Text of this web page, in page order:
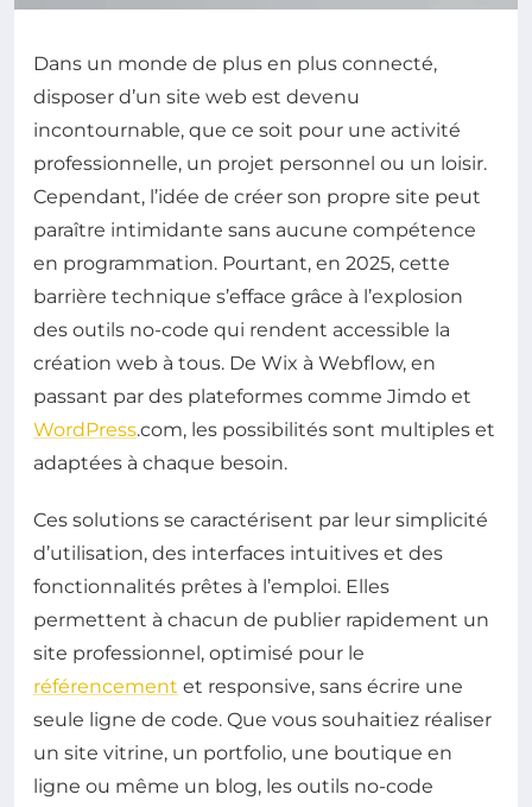
Dans un monde de plus en plus connecté,
disposer d’un site web est devenu
incontournable, que ce soit pour une activité
professionnelle, un projet personnel ou un loisir.
Cependant, l’idée de créer son propre site peut
paraître intimidante sans aucune compétence
en programmation. Pourtant, en 2025, cette
barrière technique s’efface grâce à l’explosion
des outils no-code qui rendent accessible la
création web à tous. De Wix à Webflow, en
passant par des plateformes comme Jimdo et
WordPress.com, les possibilités sont multiples et
adaptées à chaque besoin.
Ces solutions se caractérisent par leur simplicité
d’utilisation, des interfaces intuitives et des
fonctionnalités prêtes à l’emploi. Elles
permettent à chacun de publier rapidement un
site professionnel, optimisé pour le
référencement et responsive, sans écrire une
seule ligne de code. Que vous souhaitiez réaliser
un site vitrine, un portfolio, une boutique en
ligne ou même un blog, les outils no-code